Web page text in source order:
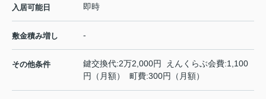
入居可能日 即時
敷金積み増し -
その他条件
鍵交換代:2万2,000円 えんくらぶ会費:1,100
円（月額） 町費:300円（月額）